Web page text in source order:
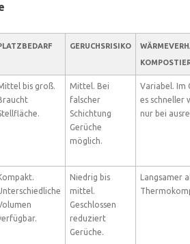
GERUCHSRISIKO
bis groß.
Mittel. Bei
falscher
Schichtung
Gerüche
möglich.
Variabel. Im
es schneller
nur bei
Niedrig bis
mittel.
Geschlossen
reduziert
Gerüche.
Langsamer